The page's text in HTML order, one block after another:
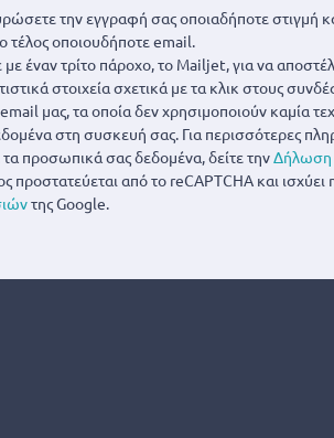
την εγγραφή σας οποιαδήποτε στιγμή
τέλος οποιουδήποτε email.
έναν τρίτο πάροχο, το Mailjet, για να
στοιχεία σχετικά με τα κλικ στους
μας, τα οποία δεν χρησιμοποιούν καμία
στη συσκευή σας. Για περισσότερες
προσωπικά σας δεδομένα, δείτε τηνΔήλωση
προστατεύεται από το reCAPTCHA και ισχύει
της Google.